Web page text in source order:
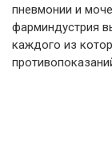
пневмонии и
фарминдустрия
каждого из